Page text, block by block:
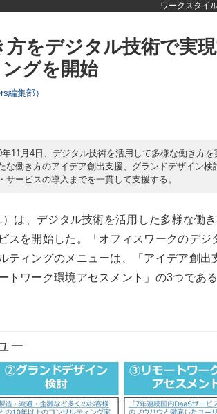
ワークスタイ
をデジタル技術で実
グを開始
編集部）
11月4日、デジタル技術を活用して多様な働き方を
な働き方のアイデア創出支援、グランドデザイン検
ービスの導入までを一貫して支援する。
は、デジタル技術を活用した多様な働
スを開始した。「オフィスワークのデジ
ティングのメニューは、「アイデア創出
トワーク環境アセスメント」の3つであ